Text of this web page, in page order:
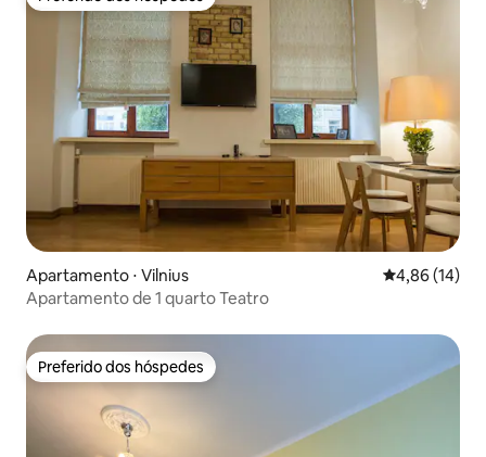
Preferido dos hóspedes
Apartamento ⋅ Vilnius 4,86 de uma
4,86 (14)
Apartamento de 1 quarto Teatro
Preferido dos hóspedes
Preferido dos hóspedes